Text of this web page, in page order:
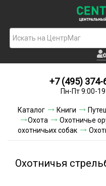
+7 (495) 374-
Пн-Пт 9:00-
Каталог Книги
Охота
Охотничье
охотничьих собак
Охотничья